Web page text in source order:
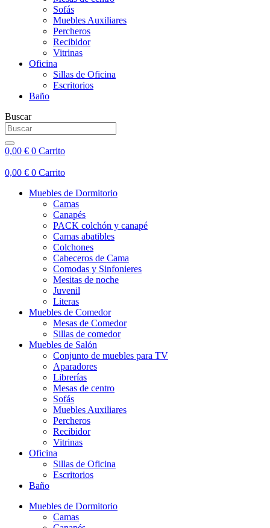
Sofás
Muebles Auxiliares
Percheros
Recibidor
Vitrinas
Oficina
Sillas de Oficina
Escritorios
Baño
Buscar
0,00 € 0 Carrito
0,00 € 0 Carrito
Muebles de Dormitorio
Camas
Canapés
PACK colchón y canapé
Camas abatibles
Colchones
Cabeceros de Cama
Comodas y Sinfonieres
Mesitas de noche
Juvenil
Literas
Muebles de Comedor
Mesas de Comedor
Sillas de comedor
Muebles de Salón
Conjunto de muebles para TV
Aparadores
Librerías
Mesas de centro
Sofás
Muebles Auxiliares
Percheros
Recibidor
Vitrinas
Oficina
Sillas de Oficina
Escritorios
Baño
Muebles de Dormitorio
Camas